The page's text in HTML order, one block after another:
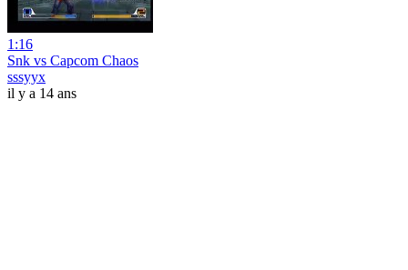
1:16
Snk vs Capcom Chaos
sssyyx
il y a 14 ans